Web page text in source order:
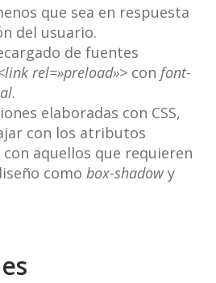
que sea en respuesta
del usuario.
de fuentes
rel=»preload»>con font-
.
elaboradas con CSS,
con los atributos
con aquellos que requieren
como box-shadowy